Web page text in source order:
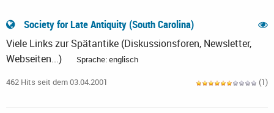
Society for Late Antiquity (South Carolina)
Viele Links zur Spätantike (Diskussionsforen, Newsletter,
Webseiten...)
Sprache: englisch
462 Hits seit dem 03.04.2001 (1)